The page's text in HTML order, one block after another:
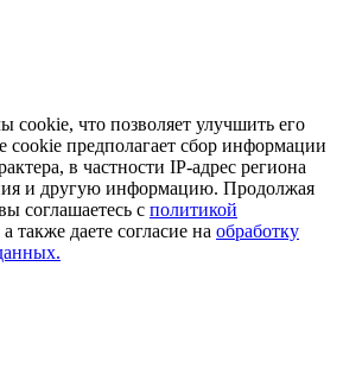
cookie, что позволяет улучшить его
cookie предполагает сбор информации
в частности IP-адрес региона
и другую информацию. Продолжая
соглашаетесь с политикой
а также даете согласие на обработку